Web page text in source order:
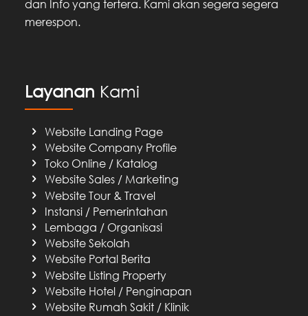
dan Info yang tertera. Kami akan segera segera
merespon.
Layanan Kami
Website Landing Page
Website Company Profile
Toko Online / Katalog
Website Sales / Marketing
Website Tour & Travel
Instansi / Pemerintahan
Lembaga / Organisasi
Website Sekolah
Website Portal Berita
Website Listing Property
Website Hotel / Penginapan
Website Rumah Sakit / Klinik